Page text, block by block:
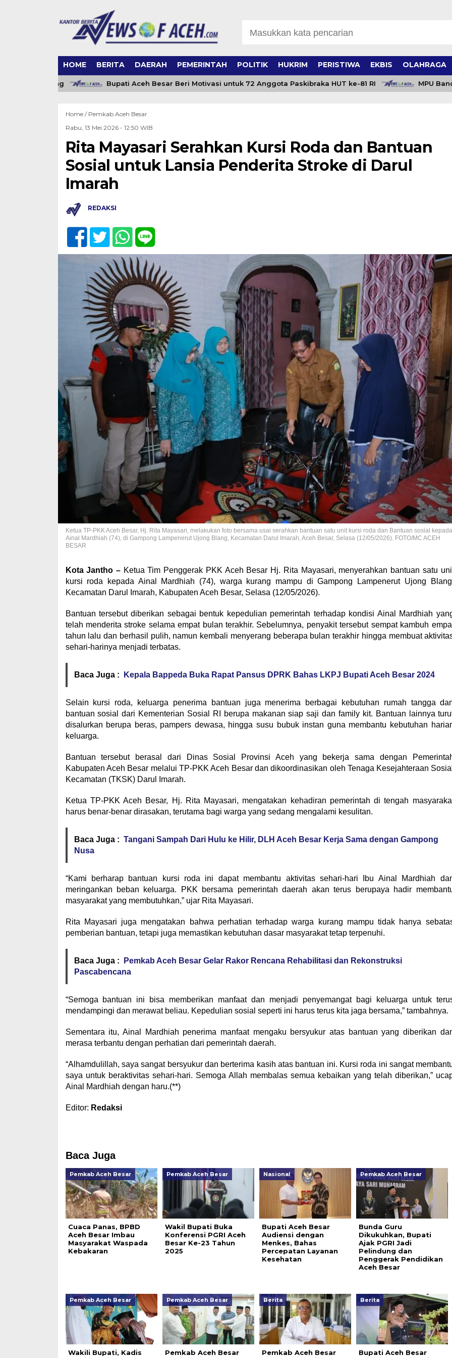
HOME BERITA DAERAH PEMERINTAH POLITIK HUKRIM PERISTIWA EKBIS OLAHRAGA
Bupati Aceh Besar Beri Motivasi untuk 72 Anggota Paskibraka HUT ke-81 RI MPU Banda
Home / Pemkab Aceh Besar
Rabu, 13 Mei 2026 - 12:50 WIB
Rita Mayasari Serahkan Kursi Roda dan Bantuan
Sosial untuk Lansia Penderita Stroke di Darul
Imarah
REDAKSI
Ketua TP-PKK Aceh Besar, Hj. Rita Mayasari, melakukan foto bersama usai serahkan bantuan satu unit kursi roda dan Bantuan sosial kepada
Ainal Mardhiah (74), di Gampong Lampenerut Ujong Blang, Kecamatan Darul Imarah, Aceh Besar, Selasa (12/05/2026). FOTO/MC ACEH
BESAR
Kota Jantho –Ketua Tim Penggerak PKK Aceh Besar Hj. Rita Mayasari, menyerahkan bantuan satu
kursi roda kepada Ainal Mardhiah (74), warga kurang mampu di Gampong Lampenerut Ujong
Kecamatan Darul Imarah, Kabupaten Aceh Besar, Selasa (12/05/2026).
Bantuan tersebut diberikan sebagai bentuk kepedulian pemerintah terhadap kondisi Ainal Mardhiah
telah menderita stroke selama empat bulan terakhir. Sebelumnya, penyakit tersebut sempat kambuh
tahun lalu dan berhasil pulih, namun kembali menyerang beberapa bulan terakhir hingga membuat
sehari-harinya menjadi terbatas.
Baca Juga : Kepala Bappeda Buka Rapat Pansus DPRK Bahas LKPJ Bupati Aceh Besar 2024
Selain kursi roda, keluarga penerima bantuan juga menerima berbagai kebutuhan rumah tangga
bantuan sosial dari Kementerian Sosial RI berupa makanan siap saji dan family kit. Bantuan lainnya
disalurkan berupa beras, pampers dewasa, hingga susu bubuk instan guna membantu kebutuhan
keluarga.
Bantuan tersebut berasal dari Dinas Sosial Provinsi Aceh yang bekerja sama dengan
Kabupaten Aceh Besar melalui TP-PKK Aceh Besar dan dikoordinasikan oleh Tenaga Kesejahteraan Sosial
Kecamatan (TKSK) Darul Imarah.
Ketua TP-PKK Aceh Besar, Hj. Rita Mayasari, mengatakan kehadiran pemerintah di tengah
harus benar-benar dirasakan, terutama bagi warga yang sedang mengalami kesulitan.
Baca Juga : Tangani Sampah Dari Hulu ke Hilir, DLH Aceh Besar Kerja Sama dengan Gampong
Nusa
“Kami berharap bantuan kursi roda ini dapat membantu aktivitas sehari-hari Ibu Ainal Mardhiah
meringankan beban keluarga. PKK bersama pemerintah daerah akan terus berupaya hadir
masyarakat yang membutuhkan,” ujar Rita Mayasari.
Rita Mayasari juga mengatakan bahwa perhatian terhadap warga kurang mampu tidak hanya
pemberian bantuan, tetapi juga memastikan kebutuhan dasar masyarakat tetap terpenuhi.
Baca Juga :
Pemkab Aceh Besar Gelar Rakor Rencana Rehabilitasi dan Rekonstruksi
Pascabencana
“Semoga bantuan ini bisa memberikan manfaat dan menjadi penyemangat bagi keluarga untuk
mendampingi dan merawat beliau. Kepedulian sosial seperti ini harus terus kita jaga bersama,” tambahnya.
Sementara itu, Ainal Mardhiah penerima manfaat mengaku bersyukur atas bantuan yang diberikan
merasa terbantu dengan perhatian dari pemerintah daerah.
“Alhamdulillah, saya sangat bersyukur dan berterima kasih atas bantuan ini. Kursi roda ini sangat
saya untuk beraktivitas sehari-hari. Semoga Allah membalas semua kebaikan yang telah diberikan,”
Ainal Mardhiah dengan haru.(**)
Editor: Redaksi
Baca Juga
Pemkab Aceh Besar
Cuaca Panas, BPBD
Aceh Besar Imbau
Masyarakat Waspada
Kebakaran
Pemkab Aceh Besar
Wakil Bupati Buka
Konferensi PGRI Aceh
Besar Ke-23 Tahun
2025
Nasional
Bupati Aceh Besar
Audiensi dengan
Menkes, Bahas
Percepatan Layanan
Kesehatan
Pemkab Aceh Besar
Bunda Guru
Dikukuhkan, Bupati
Ajak PGRI Jadi
Pelindung dan
Penggerak Pendidikan
Aceh Besar
Pemkab Aceh Besar
Wakili Bupati, Kadis
Pemkab Aceh Besar
Pemkab Aceh Besar
Berita
Pemkab Aceh Besar
Berita
Bupati Aceh Besar